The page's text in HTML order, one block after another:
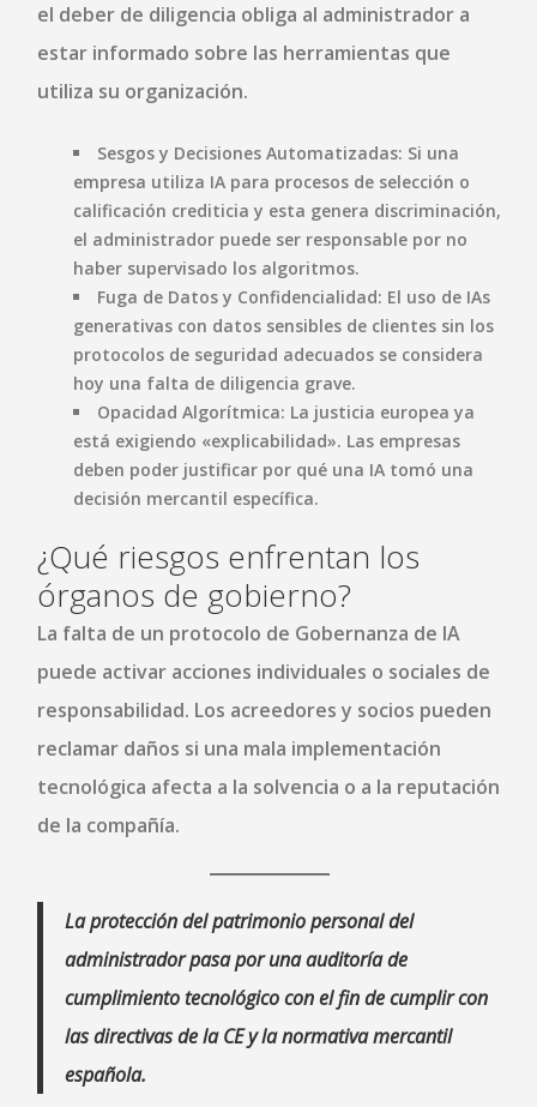
el deber de diligencia obliga al administrador a
estar informado sobre las herramientas que
utiliza su organización.
Sesgos y Decisiones Automatizadas: Si una
empresa utiliza IA para procesos de selección o
calificación crediticia y esta genera discriminación,
el administrador puede ser responsable por no
haber supervisado los algoritmos.
Fuga de Datos y Confidencialidad: El uso de IAs
generativas con datos sensibles de clientes sin los
protocolos de seguridad adecuados se considera
hoy una falta de diligencia grave.
Opacidad Algorítmica: La justicia europea ya
está exigiendo «explicabilidad». Las empresas
deben poder justificar por qué una IA tomó una
decisión mercantil específica.
¿Qué riesgos enfrentan los
órganos de gobierno?
La falta de un protocolo de Gobernanza de IA
puede activar acciones individuales o sociales de
responsabilidad. Los acreedores y socios pueden
reclamar daños si una mala implementación
tecnológica afecta a la solvencia o a la reputación
de la compañía.
La protección del patrimonio personal del
administrador pasa por una auditoría de
cumplimiento tecnológico con el fin de cumplir con
las directivas de la CE y la normativa mercantil
española.